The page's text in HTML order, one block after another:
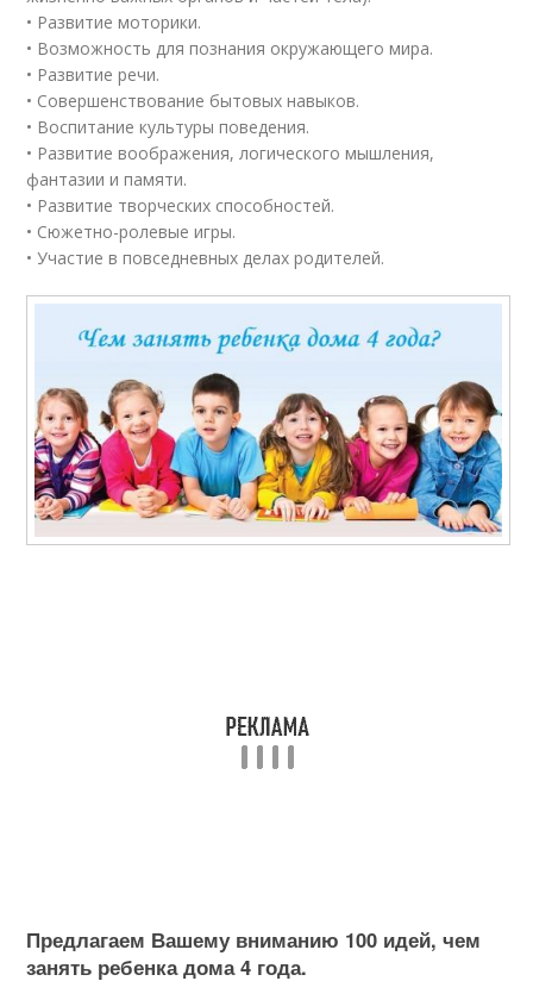
• Развитие моторики.
• Возможность для познания окружающего мира.
• Развитие речи.
• Совершенствование бытовых навыков.
• Воспитание культуры поведения.
• Развитие воображения, логического мышления,
фантазии и памяти.
• Развитие творческих способностей.
• Сюжетно-ролевые игры.
• Участие в повседневных делах родителей.
Предлагаем Вашему вниманию 100 идей, чем
занять ребенка дома 4 года.